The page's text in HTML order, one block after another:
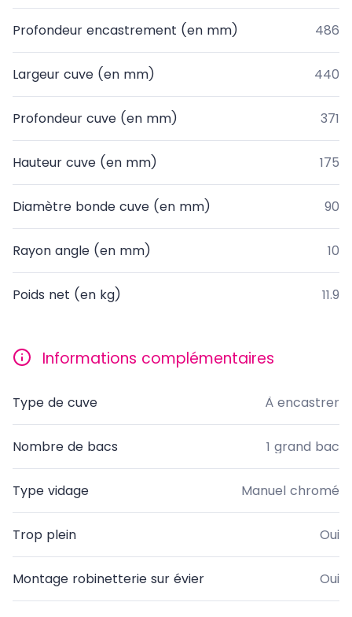
Profondeur encastrement (en mm) 486
Largeur cuve (en mm) 440
Profondeur cuve (en mm) 371
Hauteur cuve (en mm) 175
Diamètre bonde cuve (en mm) 90
Rayon angle (en mm) 10
Poids net (en kg) 11.9
Informations complémentaires
Type de cuve À encastrer
Nombre de bacs 1 grand bac
Type vidage Manuel chromé
Trop plein Oui
Montage robinetterie sur évier Oui